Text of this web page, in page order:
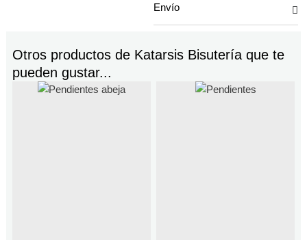
Envío
Otros productos de Katarsis Bisuteríaque te
pueden gustar...